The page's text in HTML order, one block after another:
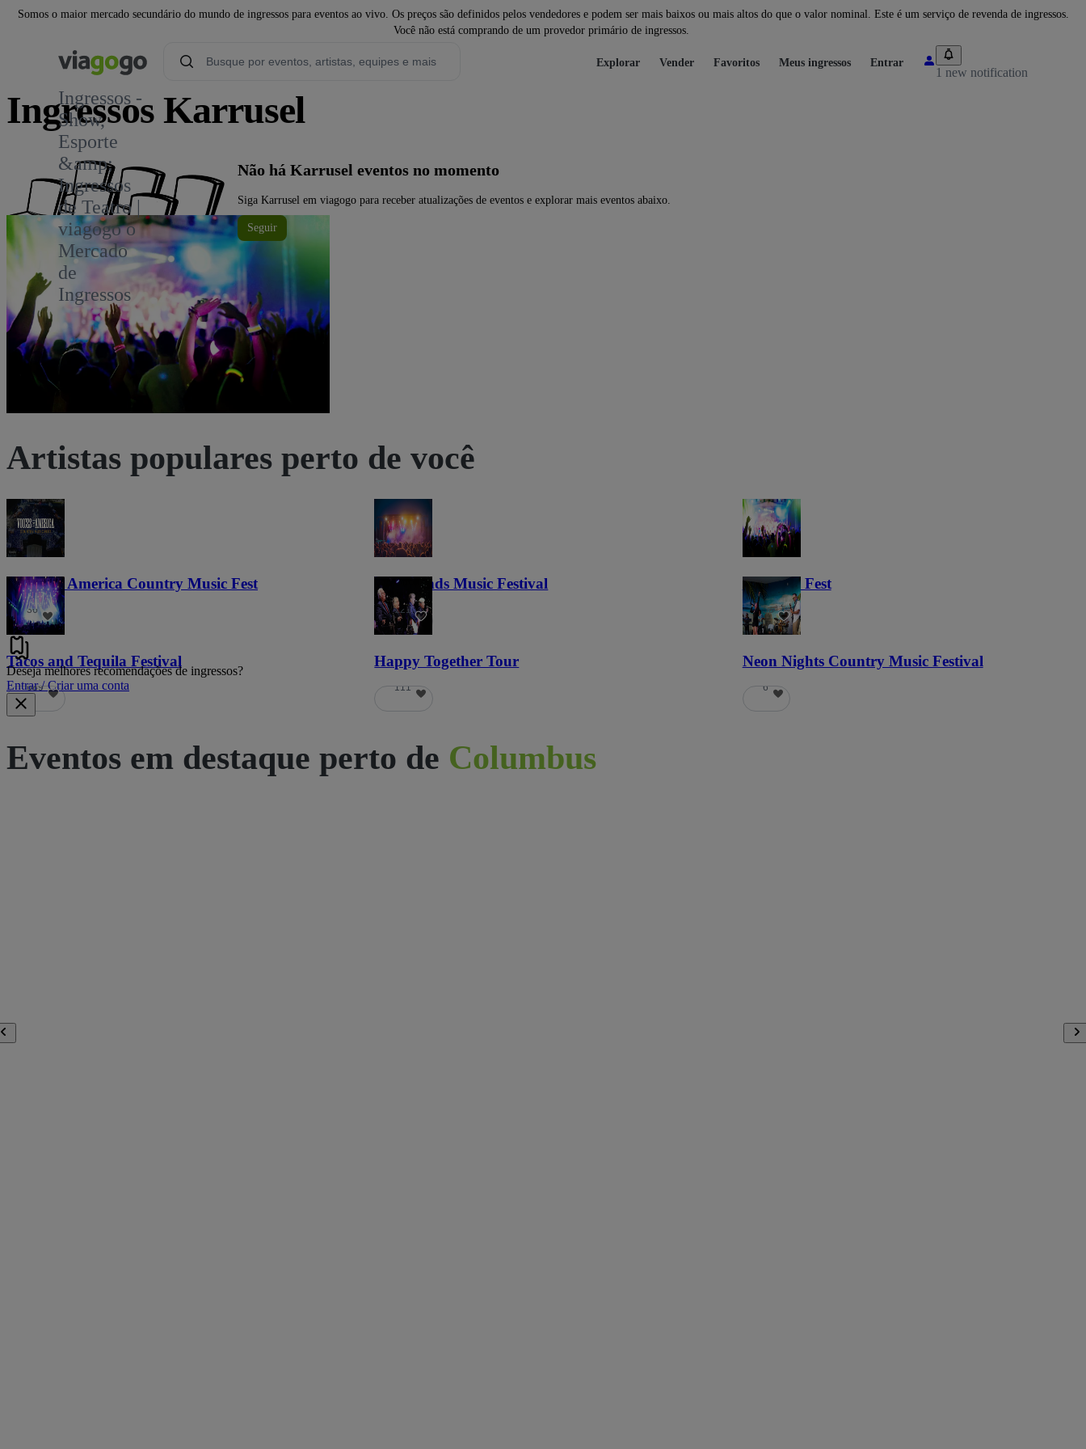
Somos o maior mercado secundário do mundo de ingressos para eventos ao vivo. Os preços são definidos pelos vendedores e podem ser mais baixos ou mais altos do que o valor nominal. Este é um serviço de revenda de ingressos.
Você não está comprando de um provedor primário de ingressos.
Ingressos -
Show,
Esporte
&amp;
Ingressos
de Teatro |
viagogo o
Mercado
de
Ingressos
Explorar Vender Favoritos Meus ingressos Entrar
1 new notification
Ingressos Karrusel
Não há Karrusel eventos no momento
Siga Karrusel em viagogo para receber atualizações de eventos e explorar mais eventos abaixo.
Seguir
Artistas populares perto de você
Voices of America Country Music Fest
36
Lost Lands Music Festival
121
Haunted Fest
58
Tacos and Tequila Festival
689
Happy Together Tour
111
Neon Nights Country Music Festival
6
Deseja melhores recomendações de ingressos?
Entrar / Criar uma conta
Eventos em destaque perto de Columbus